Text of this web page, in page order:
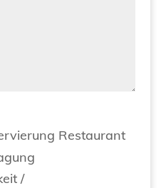
Restaurant
/